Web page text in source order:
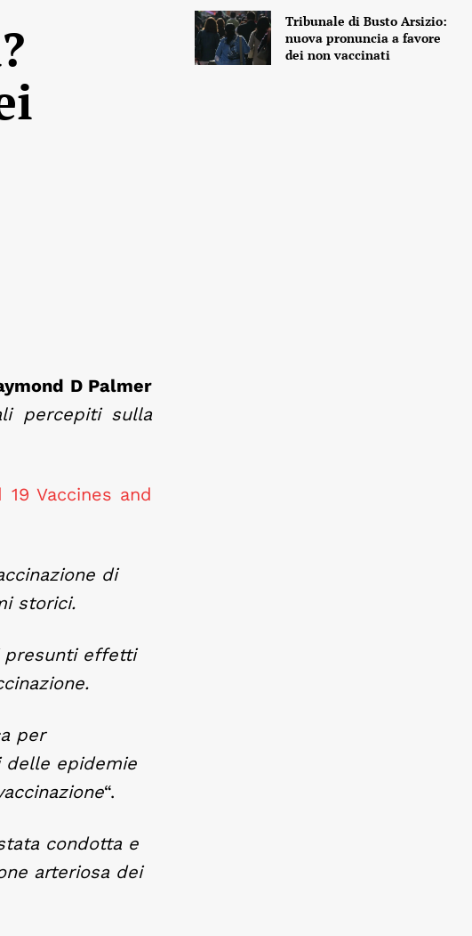
D Palmer
percepiti sulla
19 Vaccines and
di
storici.
presunti effetti
per
delle epidemie
“.
condotta e
arteriosa dei
Tribunale di Busto Arsizio:
nuova pronuncia a favore
dei non vaccinati